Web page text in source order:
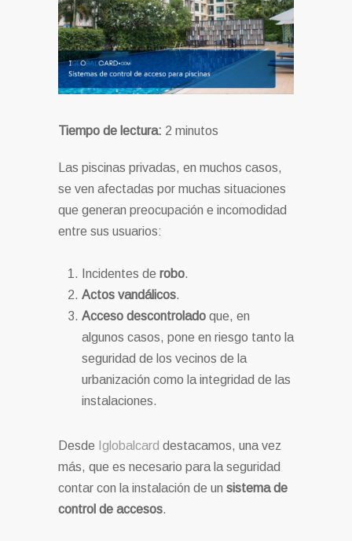
Tiempo de lectura: 2 minutos
Las piscinas privadas, en muchos casos,
se ven afectadas por muchas situaciones
que generan preocupación e incomodidad
entre sus usuarios:
Incidentes de robo.
Actos vandálicos.
Acceso descontrolado que, en
algunos casos, pone en riesgo tanto la
seguridad de los vecinos de la
urbanización como la integridad de las
instalaciones.
Desde Iglobalcard destacamos, una vez
más, que es necesario para la seguridad
contar con la instalación de un sistema de
control de accesos.